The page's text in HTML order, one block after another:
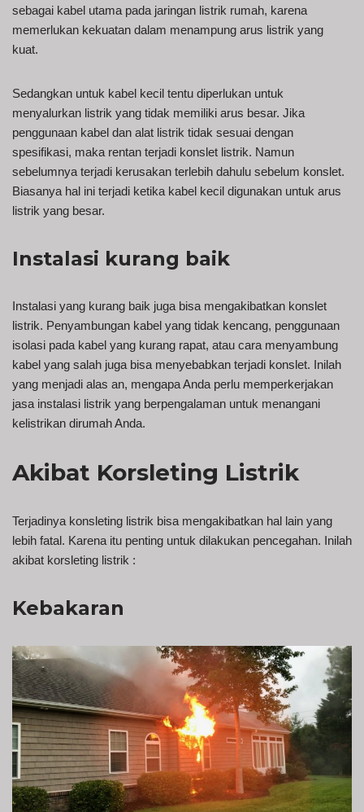
sebagai kabel utama pada jaringan listrik rumah, karena
memerlukan kekuatan dalam menampung arus listrik yang
kuat.
Sedangkan untuk kabel kecil tentu diperlukan untuk
menyalurkan listrik yang tidak memiliki arus besar. Jika
penggunaan kabel dan alat listrik tidak sesuai dengan
spesifikasi, maka rentan terjadi konslet listrik. Namun
sebelumnya terjadi kerusakan terlebih dahulu sebelum konslet.
Biasanya hal ini terjadi ketika kabel kecil digunakan untuk arus
listrik yang besar.
Instalasi kurang baik
Instalasi yang kurang baik juga bisa mengakibatkan konslet
listrik. Penyambungan kabel yang tidak kencang, penggunaan
isolasi pada kabel yang kurang rapat, atau cara menyambung
kabel yang salah juga bisa menyebabkan terjadi konslet. Inilah
yang menjadi alas an, mengapa Anda perlu memperkerjakan
jasa instalasi listrik yang berpengalaman untuk menangani
kelistrikan dirumah Anda.
Akibat Korsleting Listrik
Terjadinya konsleting listrik bisa mengakibatkan hal lain yang
lebih fatal. Karena itu penting untuk dilakukan pencegahan. Inilah
akibat korsleting listrik :
Kebakaran